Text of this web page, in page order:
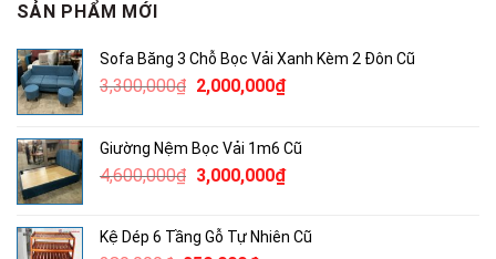
SẢN PHẨM MỚI
Sofa Băng 3 Chỗ Bọc Vải Xanh Kèm 2 Đôn Cũ
3,300,000₫ Giá
3,300,000₫.
2,000,000₫Giá
là:
2,000,000₫.
Giường Nệm Bọc Vải 1m6 Cũ
4,600,000₫ Giá
4,600,000₫.
3,000,000₫Giá
là:
Kệ Dép 6 Tầng Gỗ Tự Nhiên Cũ